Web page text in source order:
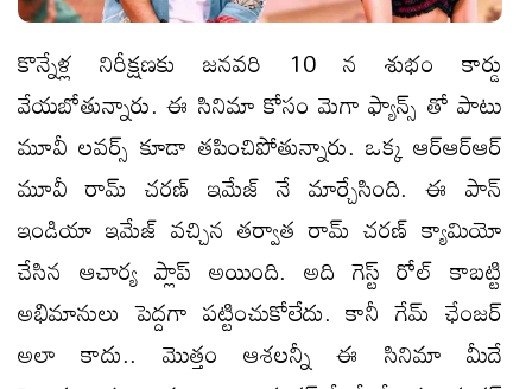
కొన్నేళ్ల నిరీక్షణకు జనవరి 10 న శుభం కార్డు
వేయబోతున్నారు. ఈ సినిమా కోసం మెగా ఫ్యాన్స్ తో పాటు
మూవీ లవర్స్ కూడా తపించిపోతున్నారు. ఒక్క ఆర్ఆర్ఆర్
మూవీ రామ్ చరణ్ ఇమేజ్ నే మార్చేసింది. ఈ పాన్
ఇండియా ఇమేజ్ వచ్చిన తర్వాత రామ్ చరణ్ క్యామియో
చేసిన ఆచార్య ప్లాప్ అయింది. అది గెస్ట్ రోల్ కాబట్టి
అభిమానులు పెద్దగా పట్టించుకోలేదు. కానీ గేమ్ ఛేంజర్
అలా కాదు.. మొత్తం ఆశలన్నీ ఈ సినిమా మీదే